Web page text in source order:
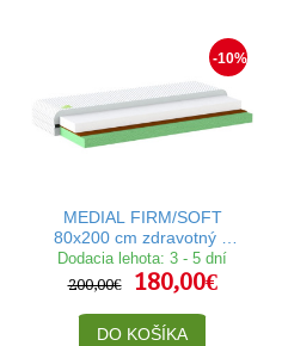
-10%
MEDIAL FIRM/SOFT
80x200 cm zdravotný a
ortopedický matrac
Dodacia lehota: 3 - 5 dní
200,00€
180,00€
DO KOŠÍKA